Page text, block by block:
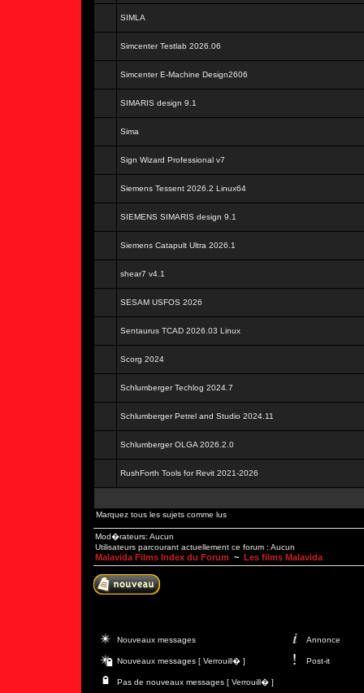
SIMLA
Simcenter Testlab 2026.06
Simcenter E-Machine Design2606
SIMARIS design 9.1
Sima
Sign Wizard Professional v7
Siemens Tessent 2026.2 Linux64
SIEMENS SIMARIS design 9.1
Siemens Catapult Ultra 2026.1
shear7 v4.1
SESAM USFOS 2026
Sentaurus TCAD 2026.03 Linux
Scorg 2024
Schlumberger Techlog 2024.7
Schlumberger Petrel and Studio 2024.11
Schlumberger OLGA 2026.2.0
RushForth Tools for Revit 2021-2026
Marquez tous les sujets comme lus
Mod�rateurs: Aucun
Utilisateurs parcourant actuellement ce forum : Aucun
Malavida Films Index du Forum ~ Les films Malavida
Nouveaux messages Annonce
Nouveaux messages [ Verrouill� ] Post-it
Pas de nouveaux messages [ Verrouill� ]